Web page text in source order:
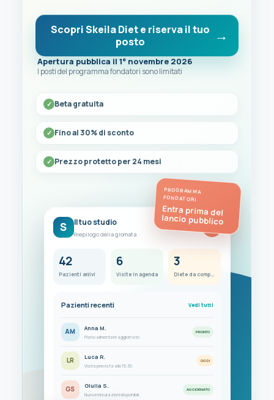
Scopri Skeila Diet e riserva il tuo
posto
Apertura pubblica il 1° novembre 2026
I posti del programma fondatori sono limitati
Beta gratuita
Fino al 30% di sconto
Prezzo protetto per 24 mesi
PROGRAMMA
FONDATORI
Entra prima del
lancio pubblico
S Il tuo studio
Riepilogo della giornata
FC
42
Pazienti attivi
6
Visite in agenda
3
Pazienti recenti Vedi tutti
AM Anna M.
Piano alimentare aggiornato
PRONTO
LR Luca R.
Visita prevista alle 15:30
OGGI
GS Giulia S.
Nuove misurazioni disponibili
AGGIORNATO